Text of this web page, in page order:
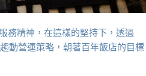
務精神，在這樣的堅持下，透過
動營運策略，朝著百年飯店的目標